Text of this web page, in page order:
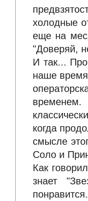
холодные
еще на
"Доверяй,
И так...
наше
временем.
когда
смысле
Соло и
Как
знает